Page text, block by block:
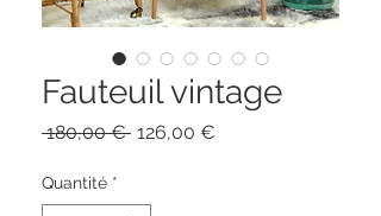
Fauteuil vintage
180,00 € Prix
126,00 €
Quantité *